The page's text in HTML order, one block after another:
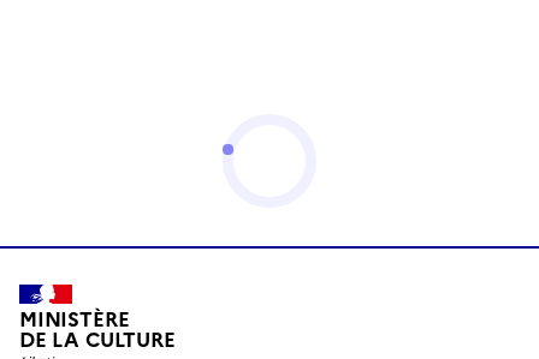
MINISTÈRE
DE LA CULTURE